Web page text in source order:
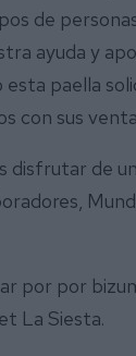
de
ayuda y
paella
con sus
de
por por
La Siesta.